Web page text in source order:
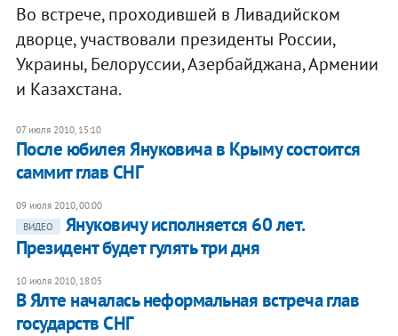
Во встрече, проходившей в Ливадийском
дворце, участвовали президенты России,
Украины, Белоруссии, Азербайджана, Армении
и Казахстана.
07 июля 2010, 15:10
После юбилея Януковича в Крыму состоится
саммит глав СНГ
09 июля 2010, 00:00
ВИДЕО
Януковичу исполняется 60 лет.
Президент будет гулять три дня
10 июля 2010, 18:05
В Ялте началась неформальная встреча глав
государств СНГ